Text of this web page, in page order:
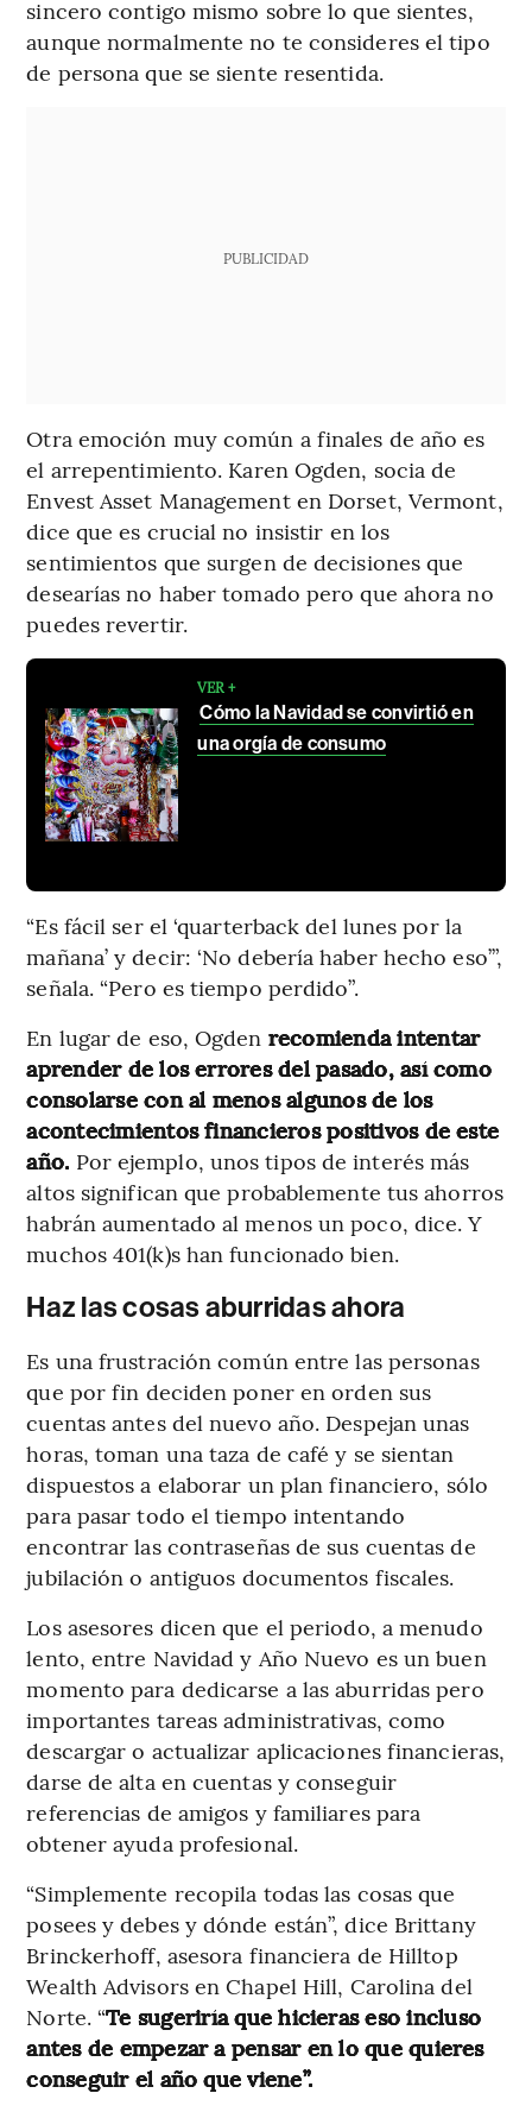
sincero contigo mismo sobre lo que sientes,
aunque normalmente no te consideres el tipo
de persona que se siente resentida.
PUBLICIDAD
Otra emoción muy común a finales de año es
el arrepentimiento. Karen Ogden, socia de
Envest Asset Management en Dorset, Vermont,
dice que es crucial no insistir en los
sentimientos que surgen de decisiones que
desearías no haber tomado pero que ahora no
puedes revertir.
VER +
Cómo la Navidad se convirtió en
una orgía de consumo
“Es fácil ser el ‘quarterback del lunes por la
mañana’ y decir: ‘No debería haber hecho eso’”,
señala. “Pero es tiempo perdido”.
En lugar de eso, Ogden recomienda intentar
aprender de los errores del pasado, así como
consolarse con al menos algunos de los
acontecimientos financieros positivos de este
año. Por ejemplo, unos tipos de interés más
altos significan que probablemente tus ahorros
habrán aumentado al menos un poco, dice. Y
muchos 401(k)s han funcionado bien.
Haz las cosas aburridas ahora
Es una frustración común entre las personas
que por fin deciden poner en orden sus
cuentas antes del nuevo año. Despejan unas
horas, toman una taza de café y se sientan
dispuestos a elaborar un plan financiero, sólo
para pasar todo el tiempo intentando
encontrar las contraseñas de sus cuentas de
jubilación o antiguos documentos fiscales.
Los asesores dicen que el periodo, a menudo
lento, entre Navidad y Año Nuevo es un buen
momento para dedicarse a las aburridas pero
importantes tareas administrativas, como
descargar o actualizar aplicaciones financieras,
darse de alta en cuentas y conseguir
referencias de amigos y familiares para
obtener ayuda profesional.
“Simplemente recopila todas las cosas que
posees y debes y dónde están”, dice Brittany
Brinckerhoff, asesora financiera de Hilltop
Wealth Advisors en Chapel Hill, Carolina del
Norte. “Te sugeriría que hicieras eso incluso
antes de empezar a pensar en lo que quieres
conseguir el año que viene”.